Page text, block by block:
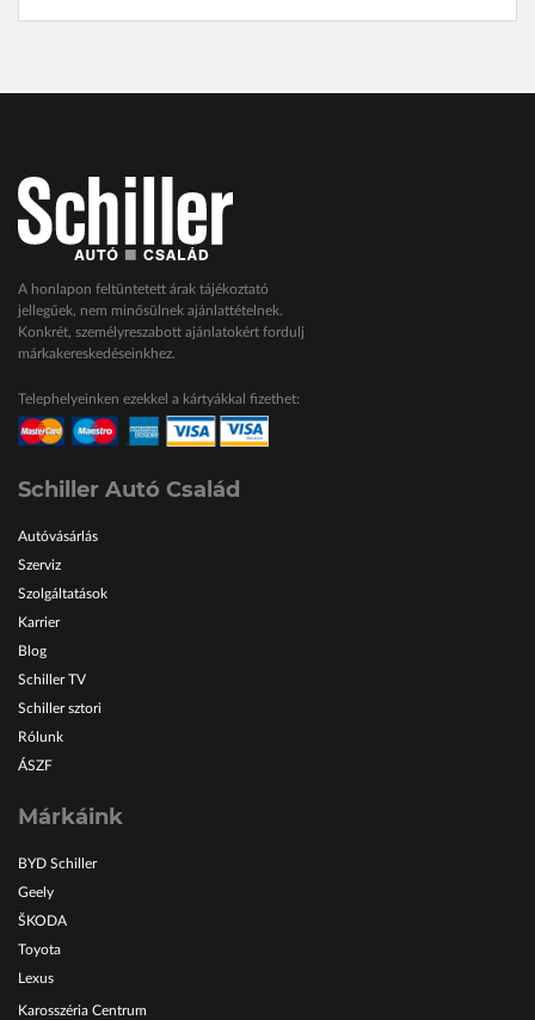
A honlapon feltüntetett árak tájékoztató
jellegűek, nem minősülnek ajánlattételnek.
Konkrét, személyreszabott ajánlatokért fordulj
márkakereskedéseinkhez.
Telephelyeinken ezekkel a kártyákkal fizethet:
Schiller Autó Család
Autóvásárlás
Szerviz
Szolgáltatások
Karrier
Blog
Schiller TV
Schiller sztori
Rólunk
ÁSZF
Márkáink
BYD Schiller
Geely
ŠKODA
Toyota
Lexus
Karosszéria Centrum